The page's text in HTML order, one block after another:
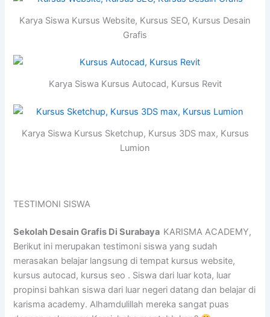
Karya Siswa Kursus Website, Kursus SEO, Kursus Desain
Grafis
Karya Siswa Kursus Autocad, Kursus Revit
Karya Siswa Kursus Sketchup, Kursus 3DS max, Kursus
Lumion
TESTIMONI SISWA
Sekolah Desain Grafis Di Surabaya KARISMA ACADEMY,
Berikut ini merupakan testimoni siswa yang sudah
merasakan belajar langsung di tempat kursus website,
kursus autocad, kursus seo . Siswa dari luar kota, luar
propinsi bahkan siswa dari luar negeri datang dan belajar di
karisma academy. Alhamdulillah mereka sangat puas